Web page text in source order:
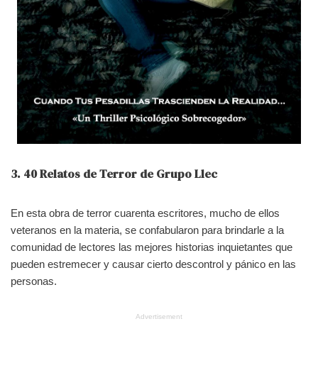
3. 40 Relatos de Terror de Grupo Llec
En esta obra de terror cuarenta escritores, mucho de ellos
veteranos en la materia, se confabularon para brindarle a la
comunidad de lectores las mejores historias inquietantes que
pueden estremecer y causar cierto descontrol y pánico en las
personas.
Advertisement